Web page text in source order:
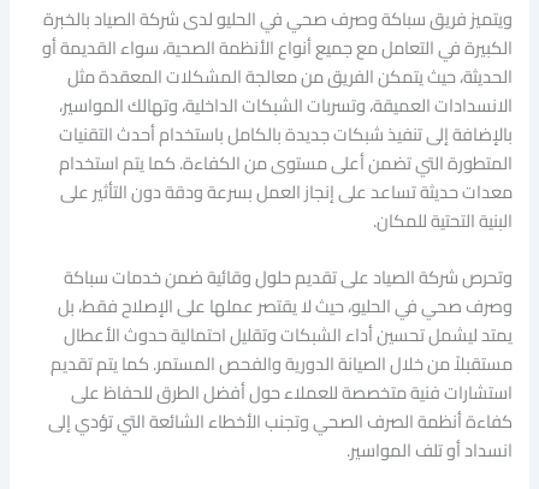
ويتميز فريق سباكة وصرف صحي في الحليو لدى شركة الصياد بالخبرة
الكبيرة في التعامل مع جميع أنواع الأنظمة الصحية، سواء القديمة أو
الحديثة، حيث يتمكن الفريق من معالجة المشكلات المعقدة مثل
الانسدادات العميقة، وتسربات الشبكات الداخلية، وتهالك المواسير،
بالإضافة إلى تنفيذ شبكات جديدة بالكامل باستخدام أحدث التقنيات
المتطورة التي تضمن أعلى مستوى من الكفاءة. كما يتم استخدام
معدات حديثة تساعد على إنجاز العمل بسرعة ودقة دون التأثير على
البنية التحتية للمكان.
وتحرص شركة الصياد على تقديم حلول وقائية ضمن خدمات سباكة
وصرف صحي في الحليو، حيث لا يقتصر عملها على الإصلاح فقط، بل
يمتد ليشمل تحسين أداء الشبكات وتقليل احتمالية حدوث الأعطال
مستقبلاً من خلال الصيانة الدورية والفحص المستمر. كما يتم تقديم
استشارات فنية متخصصة للعملاء حول أفضل الطرق للحفاظ على
كفاءة أنظمة الصرف الصحي وتجنب الأخطاء الشائعة التي تؤدي إلى
انسداد أو تلف المواسير.